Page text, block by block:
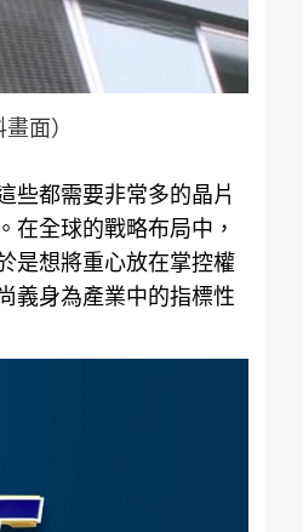
面）
些都需要非常多的晶片
在全球的戰略布局中，
是想將重心放在掌控權
義身為產業中的指標性